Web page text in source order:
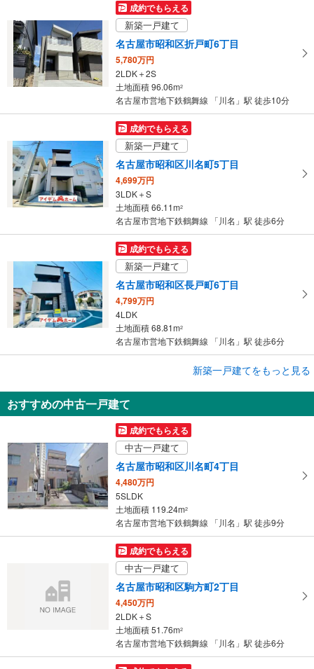
イ
ペ
ー
ジ
に
存
る
成約でもらえる
新築一戸建て
名古屋市昭和区折戸町6丁目
5,780万円
2LDK＋2S
土地面積 96.06m2
名古屋市営地下鉄鶴舞線 「川名」駅 徒歩10分
成約でもらえる
新築一戸建て
名古屋市昭和区川名町5丁目
4,699万円
3LDK＋S
土地面積 66.11m2
名古屋市営地下鉄鶴舞線 「川名」駅 徒歩6分
成約でもらえる
新築一戸建て
名古屋市昭和区長戸町6丁目
4,799万円
4LDK
土地面積 68.81m2
名古屋市営地下鉄鶴舞線 「川名」駅 徒歩6分
名古屋市昭和区駒方町4丁目
6,980万円
4LDK
土地面積 126.61m
名古屋市営地下鉄鶴舞線 「川名」駅 徒歩10分
新築一戸建てをもっと見る
おすすめの中古一戸建て
成約でもらえる
中古一戸建て
名古屋市昭和区川名町4丁目
4,480万円
5SLDK
土地面積 119.24m2
名古屋市営地下鉄鶴舞線 「川名」駅 徒歩9分
成約でもらえる
中古一戸建て
名古屋市昭和区駒方町2丁目
4,450万円
2LDK＋S
土地面積 51.76m2
名古屋市営地下鉄鶴舞線 「川名」駅 徒歩6分